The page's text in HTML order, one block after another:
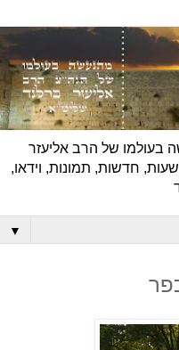
של הרב אליעזר
ברלנד שליט"א - דיווחים שוטפים 24 שעות, חדשות, תמונות, וידאו,
▼